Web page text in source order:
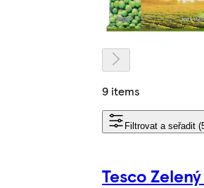
9 items
Filtrovat a seřadit
Tesco